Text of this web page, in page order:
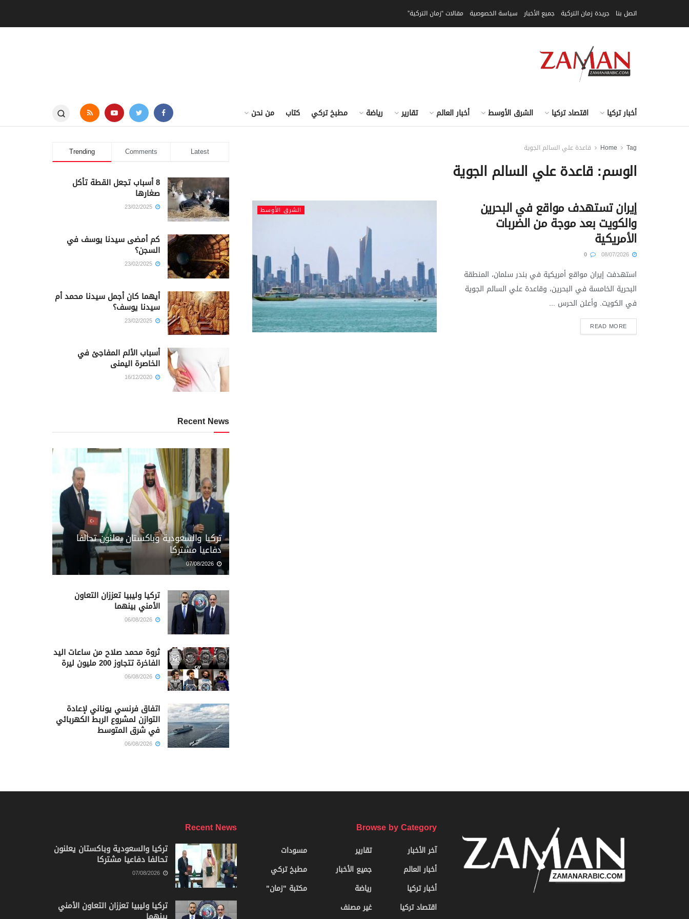
اتصل بنا جريدة زمان التركية جميع الأخبار سياسة الخصوصية مقالات “زمان التركية”
أخبار تركيا اقتصاد تركيا الشرق الأوسط أخبار العالم تقارير رياضة مطبخ تركي كتاب من نحن
Home Tag قاعدة علي السالم الجوية
الوسم: قاعدة علي السالم الجوية
الشرق الأوسط إيران تستهدف مواقع في البحرين
والكويت بعد موجة من الضربات
الأمريكية
استهدفت إيران مواقع أمريكية في بندر سلمان، المنطقة
البحرية الخامسة في البحرين، وقاعدة علي السالم الجوية
في الكويت. وأعلن الحرس ...
READ MORE
Trending Comments Latest
8 أسباب تجعل القطة تأكل
صغارها
كم أمضى سيدنا يوسف في
السجن؟
أيهما كان أجمل سيدنا محمد أم
سيدنا يوسف؟
أسباب الألم المفاجئ في
الخاصرة اليمنى
Recent News
تركيا والسعودية وباكستان يعلنون تحالفا
دفاعيا مشتركا
تركيا وليبيا تعززان التعاون
الأمني بينهما
ثروة محمد صلاح من ساعات اليد
الفاخرة تتجاوز 200 مليون ليرة
اتفاق فرنسي يوناني لإعادة
التوازن لمشروع الربط الكهربائي
في شرق المتوسط
Browse by Category
آخر الأخبار
أخبار العالم
أخبار تركيا
اقتصاد تركيا
تقارير
جميع الأخبار
رياضة
غير مصنف
مسودات
مطبخ تركي
مكتبة "زمان"
Recent News
تركيا والسعودية وباكستان يعلنون
تحالفا دفاعيا مشتركا
تركيا وليبيا تعززان التعاون الأمني